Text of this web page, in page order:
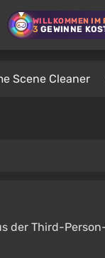
WILLKOMMEN IM
3 GEWINNE
Scene Cleaner
der Third-